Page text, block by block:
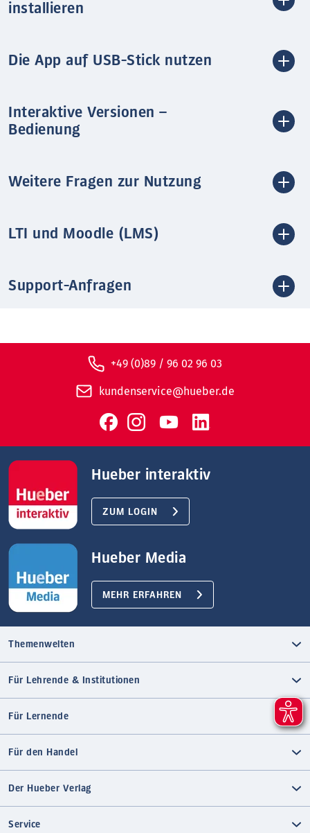
installieren
Die App auf USB-Stick nutzen
Interaktive Versionen –
Bedienung
Weitere Fragen zur Nutzung
LTI und Moodle (LMS)
Support-Anfragen
+49 (0)89 / 96 02 96 03
kundenservice@hueber.de
Hueber interaktiv
ZUM LOGIN
Hueber Media
MEHR ERFAHREN
Themenwelten
Für Lehrende & Institutionen
Für Lernende
Für den Handel
Der Hueber Verlag
Service